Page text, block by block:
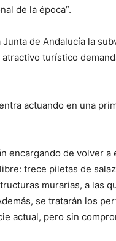
de la época”.
de Andalucía la
turístico
actuando en una
encargando de volver a
trece piletas de
murarias, a las
se tratarán los
actual, pero sin